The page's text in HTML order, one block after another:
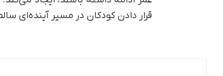
قرار دادن کودکان در مسیر آینده‌ای